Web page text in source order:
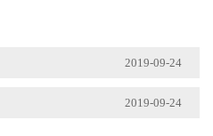
2019-09-24
2019-09-24